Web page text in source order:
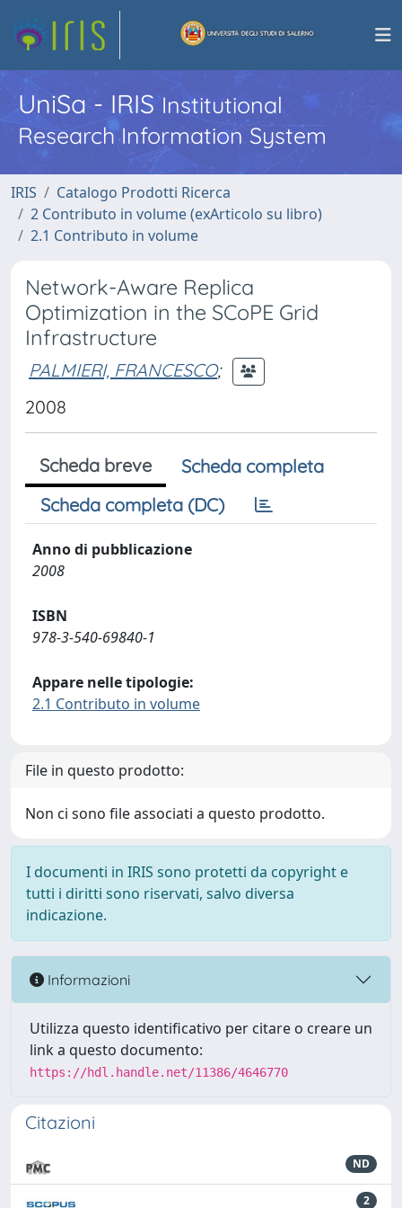
UniSa - IRISInstitutional
Research Information System
IRIS
Catalogo Prodotti Ricerca
2 Contributo in volume (exArticolo su libro)
2.1 Contributo in volume
Network-Aware Replica
Optimization in the SCoPE Grid
Infrastructure
PALMIERI, FRANCESCO;
2008
Scheda breve
Scheda completa
Scheda completa (DC)
Anno di pubblicazione
2008
ISBN
978-3-540-69840-1
Appare nelle tipologie:
2.1 Contributo in volume
File in questo prodotto:
Non ci sono file associati a questo prodotto.
I documenti in IRIS sono protetti da copyright e
tutti i diritti sono riservati, salvo diversa
indicazione.
Informazioni
Utilizza questo identificativo per citare o creare un
link a questo documento:
https://hdl.handle.net/11386/4646770
Citazioni
ND
2